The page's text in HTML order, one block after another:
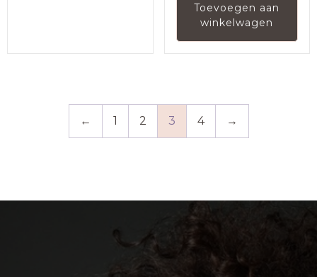
Toevoegen aan
winkelwagen
← 1 2 3 4 →